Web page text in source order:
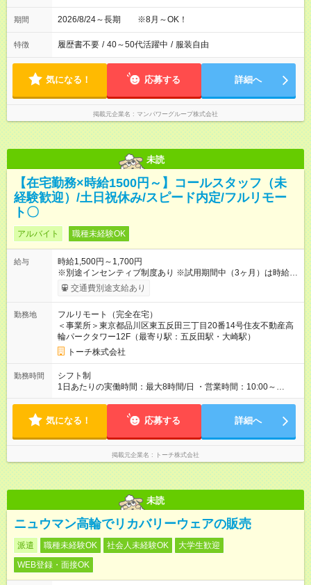
期間 2026/8/24～長期 ※8月～OK！
特徴 履歴書不要 / 40～50代活躍中 / 服装自由
気になる！ 応募する 詳細へ
掲載元企業名 マンパワーグループ株式会社
未読
【在宅勤務×時給1500円～】コールスタッフ（未
経験歓迎）/土日祝休み/スピード内定/フルリモー
ト〇
アルバイト 職種未経験OK
給与
時給1,500円～1,700円
※別途インセンティブ制度あり ※試用期間中（3ヶ月）は時給
1,400円 【試用期間】試用期間あり 試用期間の長さ：3ヶ月
※ 雇用形態と給与に、本採用時と異なる部分があります。 雇用
初回3ヶ月契約、以降は6ヶ月毎に更新 ・試用期間：3ヶ月 ・契
約更新：あり（契約満了時の業務量、勤務態度、勤務成績によ
り判断）、更新上限なし
交通費別途支給あり
勤務地
フルリモート（完全在宅）
＜事業所＞東京都品川区東五反田三丁目20番14号住友不動産高
輪パークタワー12F（最寄り駅：五反田駅・大崎駅）
トーチ株式会社
勤務時間
シフト制
1日あたりの実働時間：最大8時間/日 ・営業時間：10:00～
19:00（平日のみ） ※9:00～の勤務も応相談 ・勤務日数：週3
気になる！ 応募する 詳細へ
掲載元企業名 トーチ株式会社
未読
ニュウマン高輪でリカバリーウェアの販売
派遣 職種未経験OK 社会人未経験OK
大学生歓迎
WEB登録・面接OK